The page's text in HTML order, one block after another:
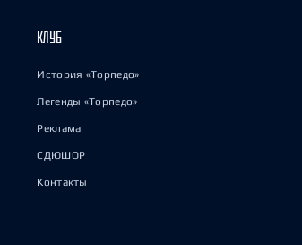
КЛУБ
История «Торпедо»
Легенды «Торпедо»
Реклама
СДЮШОР
Контакты